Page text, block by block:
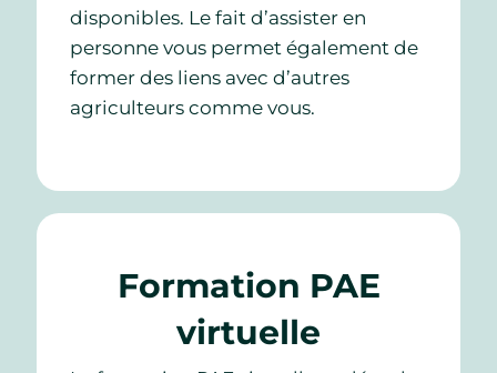
disponibles. Le fait d’assister en
personne vous permet également de
former des liens avec d’autres
agriculteurs comme vous.
Formation PAE
virtuelle